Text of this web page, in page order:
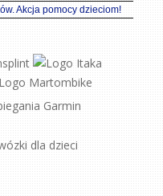
Akcja pomocy dzieciom!